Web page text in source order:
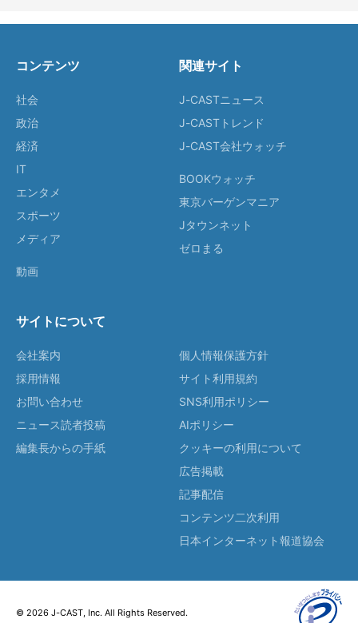
コンテンツ
社会
政治
経済
IT
エンタメ
スポーツ
メディア
動画
関連サイト
J-CASTニュース
J-CASTトレンド
J-CAST会社ウォッチ
BOOKウォッチ
東京バーゲンマニア
Jタウンネット
ゼロまる
サイトについて
会社案内
採用情報
お問い合わせ
ニュース読者投稿
編集長からの手紙
個人情報保護方針
サイト利用規約
SNS利用ポリシー
AIポリシー
クッキーの利用について
広告掲載
記事配信
コンテンツ二次利用
日本インターネット報道協会
© 2026 J-CAST, Inc. All Rights Reserved.